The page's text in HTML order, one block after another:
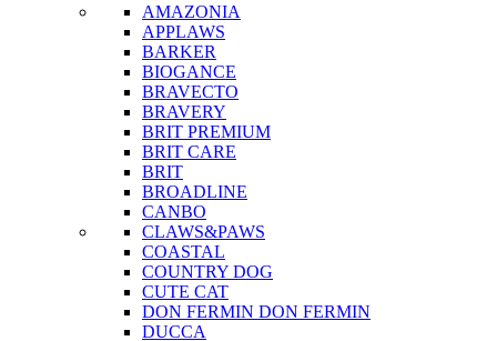
AMAZONIA
APPLAWS
BARKER
BIOGANCE
BRAVECTO
BRAVERY
BRIT PREMIUM
BRIT CARE
BRIT
BROADLINE
CANBO
CLAWS&PAWS
COASTAL
COUNTRY DOG
CUTE CAT
DON FERMIN DON FERMIN
DUCCA